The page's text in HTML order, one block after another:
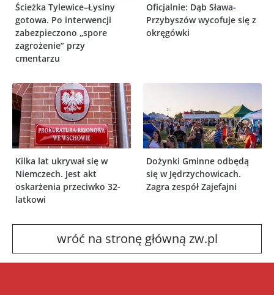
Ścieżka Tylewice–Łysiny
gotowa. Po interwencji
zabezpieczono „spore
zagrożenie” przy
cmentarzu
Oficjalnie: Dąb Sława-
Przybyszów wycofuje się z
okręgówki
Kilka lat ukrywał się w
Niemczech. Jest akt
oskarżenia przeciwko 32-
latkowi
Dożynki Gminne odbędą
się w Jędrzychowicach.
Zagra zespół Zajefajni
wróć na stronę główną zw.pl